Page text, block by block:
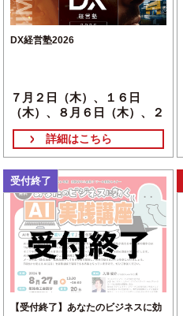
DX経営塾2026
７月２日（木）、１６日
（木）、８月６日（木）、２
０日（木）、９月３日（木）
１７日（木）、１０月１日
（木）、２９日（木）、１１
月１９日（木）、１２月３日
（木）
詳細はこちら
受付終了
【受付終了】あなたのビジネスに効